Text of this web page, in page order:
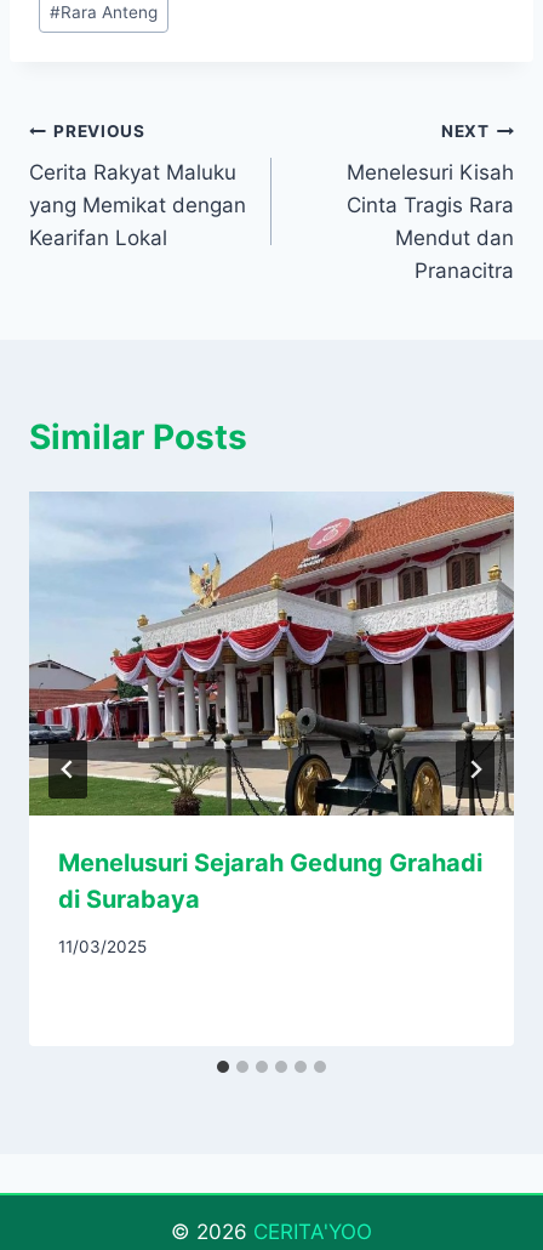
#Rara Anteng
Navigasi
pos
PREVIOUS
Cerita Rakyat Maluku
yang Memikat dengan
Kearifan Lokal
NEXT
Menelesuri Kisah
Cinta Tragis Rara
Mendut dan
Pranacitra
Similar Posts
Menelusuri Sejarah Gedung Grahadi
di Surabaya
11/03/2025
© 2026 CERITA'YOO